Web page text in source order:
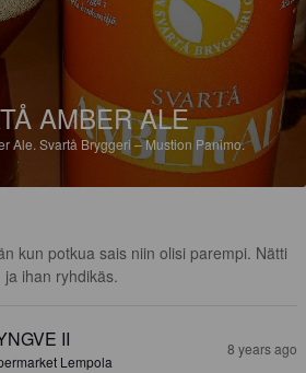
AMBER ALE
Ale. Svartå Bryggeri – Mustion Panimo.
kun potkua sais niin olisi parempi. Nätti
ja ihan ryhdikäs.
II
Lempola
8 years ago